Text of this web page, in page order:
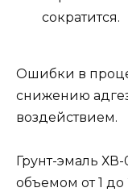
сократится.
Ошибки в
снижению
воздействием.
Грунт-эмаль
объемом от 1 до